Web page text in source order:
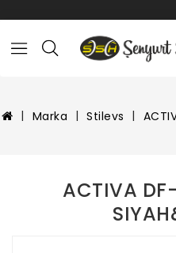
Marka Stilevs
ACTIVA